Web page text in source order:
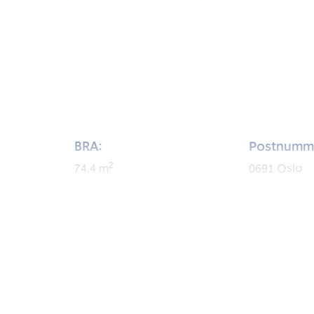
BRA:
74.4 m2 0691 Oslo